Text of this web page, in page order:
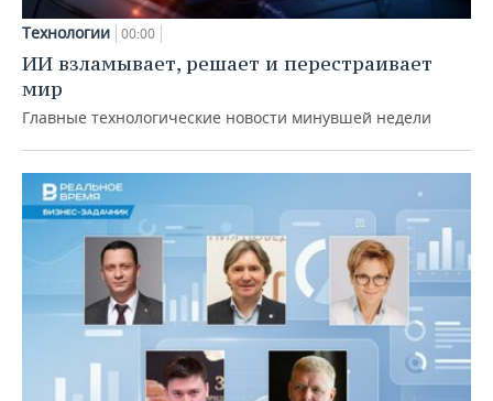
Технологии 00:00
ИИ взламывает, решает и перестраивает
мир
Главные технологические новости минувшей недели